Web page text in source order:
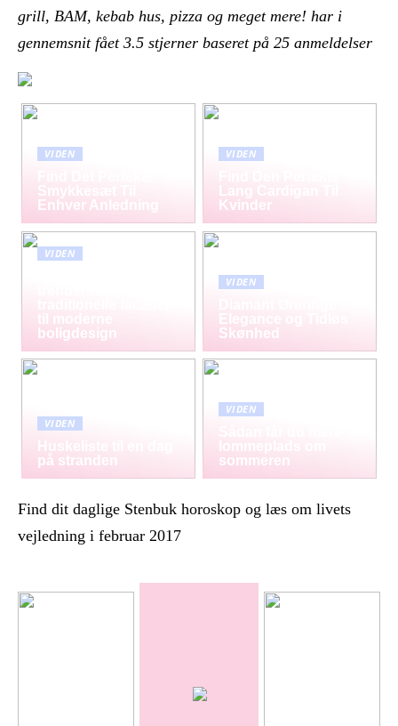
grill, BAM, kebab hus, pizza og meget mere! har i
gennemsnit fået 3.5 stjerner baseret på 25 anmeldelser
VIDEN
Smykkesæt Til
Enhver Anledning
VIDEN
Lang Cardigan Til
Kvinder
VIDEN
til moderne
boligdesign
VIDEN
Elegance og Tidløs
Skønhed
VIDEN
Huskeliste til en dag
på stranden
VIDEN
lommeplads om
sommeren
Find dit daglige Stenbuk horoskop og læs om livets
vejledning i februar 2017